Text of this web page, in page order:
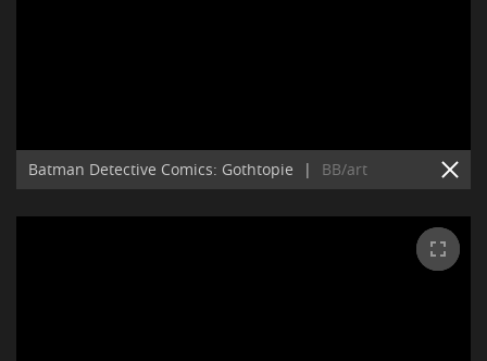
Batman Detective Comics: Gothtopie | BB/art